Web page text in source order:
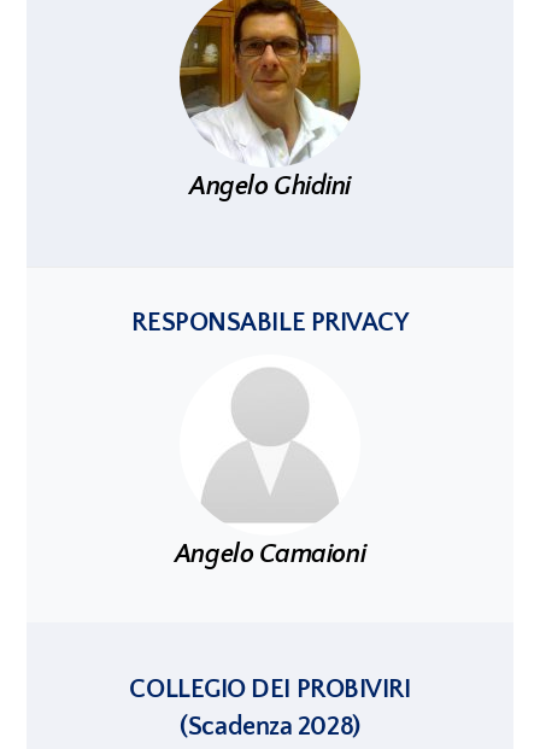
Angelo Ghidini
RESPONSABILE PRIVACY
Angelo Camaioni
COLLEGIO DEI PROBIVIRI
(Scadenza 2028)